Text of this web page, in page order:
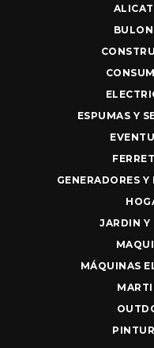
ESPUMAS Y
GENERADORES
JARDIN Y
MÁQUINAS